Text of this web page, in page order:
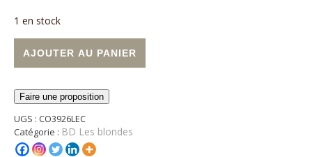
1 en stock
AJOUTER AU PANIER
Faire une proposition
UGS : CO3926LEC
Catégorie : BD Les blondes